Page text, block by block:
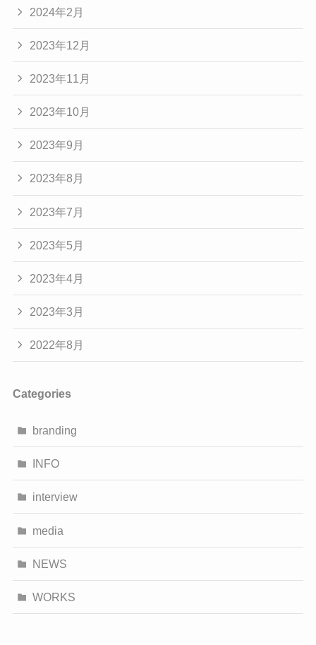
2024年2月
2023年12月
2023年11月
2023年10月
2023年9月
2023年8月
2023年7月
2023年5月
2023年4月
2023年3月
2022年8月
Categories
branding
INFO
interview
media
NEWS
WORKS